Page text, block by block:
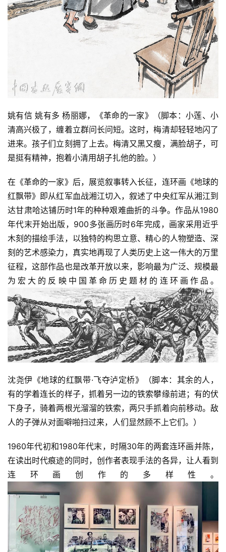
姚有信 姚有多 杨丽娜，《革命的一家》（脚本：小莲、小
清高兴极了，缠着立群问长问短。这时，梅清却轻轻地闪了
进来。孩子们立刻拥了上去。梅清又黑又瘦，满脸胡子，可
是挺有精神，抱着小清用胡子扎他的脸。）
在《革命的一家》后，展览叙事转入长征，连环画《地球的
红飘带》即从红军血战湘江切入，叙述了中央红军从湘江到
达甘肃哈达铺历时1年的种种艰难曲折的斗争。作品从1980
年代末开始出版，900多张画历时6年完成，画家采用近乎
木刻的描绘手法，以独特的构思立意、精心的人物塑造、深
刻的艺术感染力，真实地再现了人类历史上这一伟大的万里
征程，这部作品也是改革开放以来，影响最为广泛、规模最
为宏大的反映中国革命历史题材的连环画作品。
沈尧伊《地球的红飘带·飞夺泸定桥》（脚本：其余的人，
有的学着连长的样子，抓着另一边的铁索攀缘前进；有的伏
下身子，骑着两根光溜溜的铁索，两只手抓着向前移动。敌
人的子弹从对面噼啪扫过来，人们显然顾不上它们。）
1960年代初和1980年代末，时隔30年的两套连环画并陈，
在读出时代痕迹的同时，创作者表现手法的各异，让人看到
连环画创作的多样性。